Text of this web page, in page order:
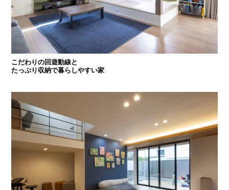
こだわりの回遊動線と
たっぷり収納で暮らしやすい家